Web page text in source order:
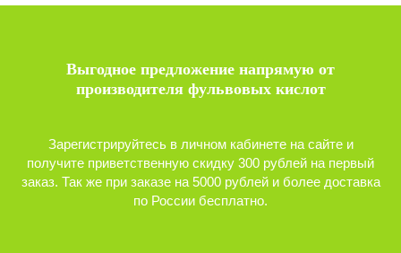
Выгодное предложение напрямую от
производителя фульвовых кислот
Зарегистрируйтесь в личном кабинете на сайте и
получите приветственную скидку 300 рублей на первый
заказ. Так же при заказе на 5000 рублей и более доставка
по России бесплатно.